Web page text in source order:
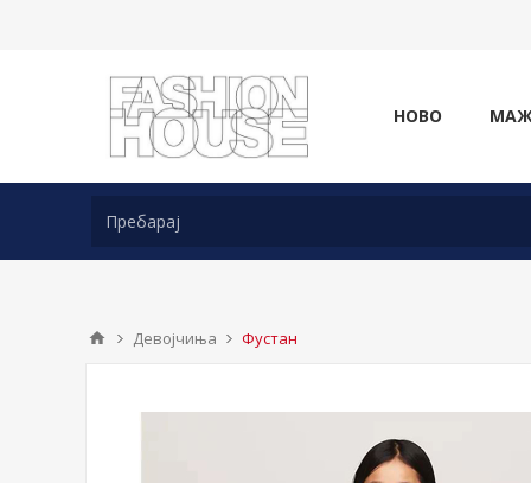
НОВО
Девојчиња Фустан